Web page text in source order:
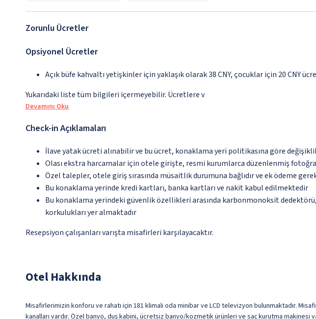
Zorunlu Ücretler
Opsiyonel Ücretler
Açık büfe kahvaltı yetişkinler için yaklaşık olarak 38 CNY, çocuklar için 20 CNY
Yukarıdaki liste tüm bilgileri içermeyebilir. Ücretlere v
Devamını Oku
Check-in Açıklamaları
İlave yatak ücreti alınabilir ve bu ücret, konaklama yeri politikasına göre
Olası ekstra harcamalar için otele girişte, resmi kurumlarca düzenlenmiş
Özel talepler, otele giriş sırasında müsaitlik durumuna bağlıdır ve ek ödeme
Bu konaklama yerinde kredi kartları, banka kartları ve nakit kabul edilmektedir
Bu konaklama yerindeki güvenlik özellikleri arasında karbonmonoksit
korkulukları yer almaktadır
Resepsiyon çalışanları varışta misafirleri karşılayacaktır.
Otel Hakkında
Misafirlerimizin konforu ve rahatı için 181 klimalı oda minibar ve LCD televizyon bulunmaktadır.
kanalları vardır. Özel banyo, duş kabini, ücretsiz banyo/kozmetik ürünleri ve saç kurutma makinesi